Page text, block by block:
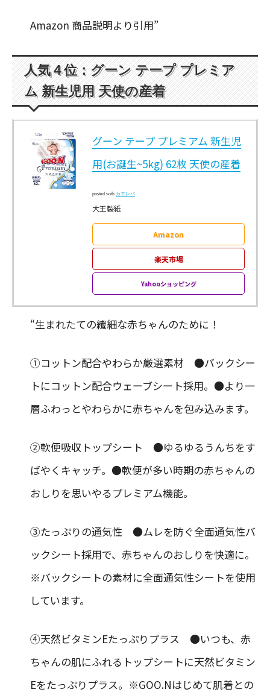
Amazon 商品説明より引用”
人気４位：グーン テープ プレミア
ム 新生児用 天使の産着
グーン テープ プレミアム 新生児
用(お誕生~5kg) 62枚 天使の産着
posted with カエレバ
大王製紙
Amazon
楽天市場
Yahooショッピング
“生まれたての繊細な赤ちゃんのために！
①コットン配合やわらか厳選素材 ●バックシー
トにコットン配合ウェーブシート採用。●より一
層ふわっとやわらかに赤ちゃんを包み込みます。
②軟便吸収トップシート ●ゆるゆるうんちをす
ばやくキャッチ。●軟便が多い時期の赤ちゃんの
おしりを思いやるプレミアム機能。
③たっぷりの通気性 ●ムレを防ぐ全面通気性バ
ックシート採用で、赤ちゃんのおしりを快適に。
※バックシートの素材に全面通気性シートを使用
しています。
④天然ビタミンEたっぷりプラス ●いつも、赤
ちゃんの肌にふれるトップシートに天然ビタミン
Eをたっぷりプラス。※GOO.Nはじめて肌着との